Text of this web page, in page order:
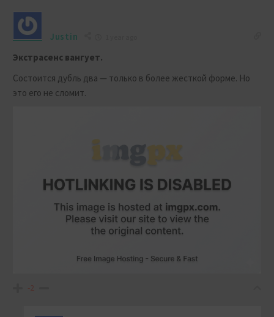
Justin
Экстрасенс вангует.
Состоится дубль два — только в более жесткой форме. Но
это его не сломит.
-2